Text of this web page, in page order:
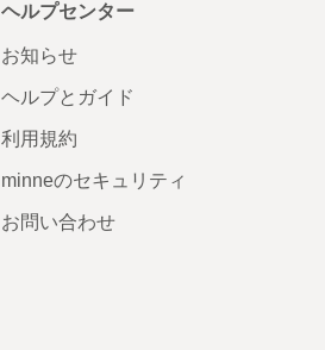
ヘルプセンター
お知らせ
ヘルプとガイド
利用規約
minneのセキュリティ
お問い合わせ